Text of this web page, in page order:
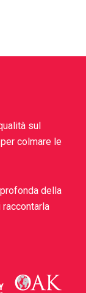
sul
colmare le
della